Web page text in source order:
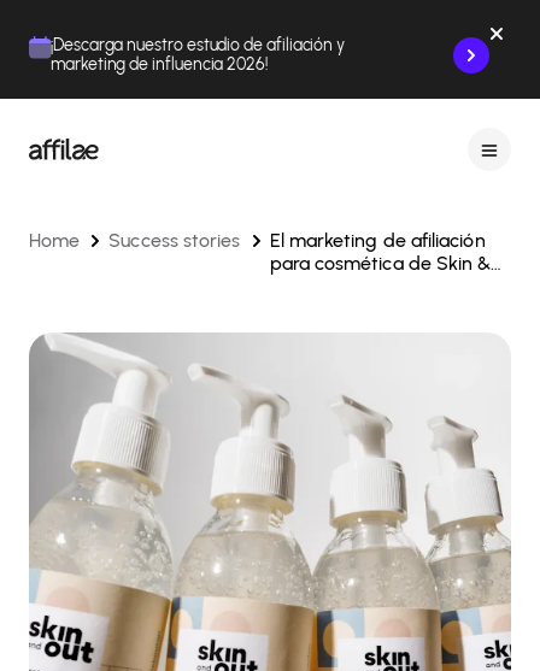
¡Descarga nuestro estudio de afiliación y
marketing de influencia 2026!
Home Success stories
El marketing de afiliación
para cosmética de Skin &